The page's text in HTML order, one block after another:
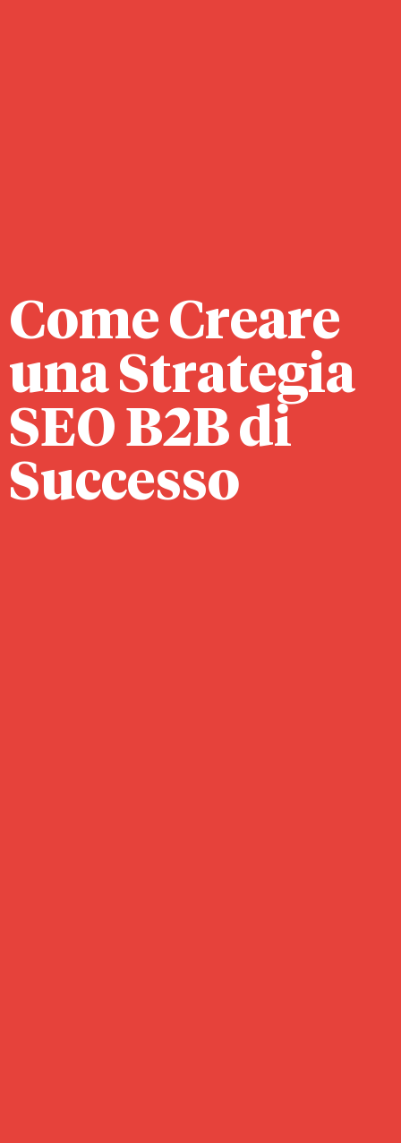
Come Creare
una Strategia
SEO B2B di
Successo